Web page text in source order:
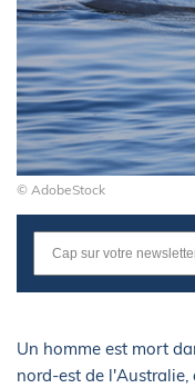
© AdobeStock
Un homme est mort
nord-est de